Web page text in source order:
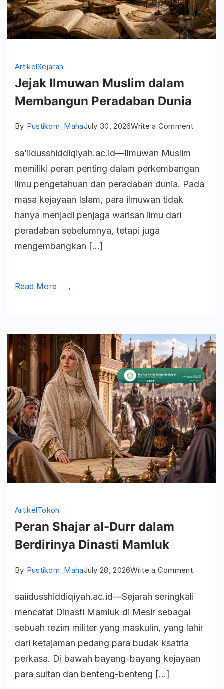
ArtikelSejarah
Jejak Ilmuwan Muslim dalam
Membangun Peradaban Dunia
By Pustikom_MahaJuly 30, 2026Write a Commenton
Muslim
dalam
sa’iidusshiddiqiyah.ac.id—Ilmuwan Muslim
memiliki peran penting dalam perkembangan
ilmu pengetahuan dan peradaban dunia. Pada
masa kejayaan Islam, para ilmuwan tidak
hanya menjadi penjaga warisan ilmu dari
peradaban sebelumnya, tetapi juga
mengembangkan […]
Read More
ArtikelTokoh
Peran Shajar al-Durr dalam
Berdirinya Dinasti Mamluk
By Pustikom_MahaJuly 28, 2026Write a Commenton
Shajar
Durr
saiidusshiddiqiyah.ac.id—Sejarah seringkali
mencatat Dinasti Mamluk di Mesir sebagai
sebuah rezim militer yang maskulin, yang lahir
dari ketajaman pedang para budak ksatria
perkasa. Di bawah bayang-bayang kejayaan
para sultan dan benteng-benteng […]